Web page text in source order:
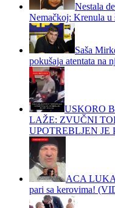
Nestala
Nemačkoj: Krenula u
Saša
pokušaja atentata na
USKORO
LAŽE: ZVUČNI
UPOTREBLJEN
ACA
pari sa kerovima!